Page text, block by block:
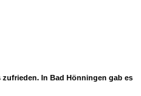
In Bad Hönningen gab es